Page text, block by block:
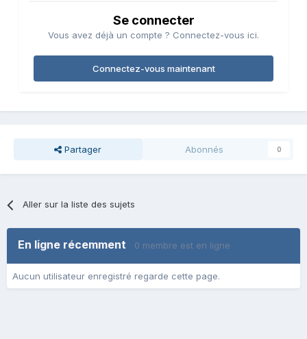
Se connecter
Vous avez déjà un compte ? Connectez-vous ici.
Connectez-vous maintenant
Partager Abonnés 0
Aller sur la liste des sujets
En ligne récemment 0 membre est en ligne
Aucun utilisateur enregistré regarde cette page.